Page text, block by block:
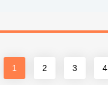
1 2 3 4